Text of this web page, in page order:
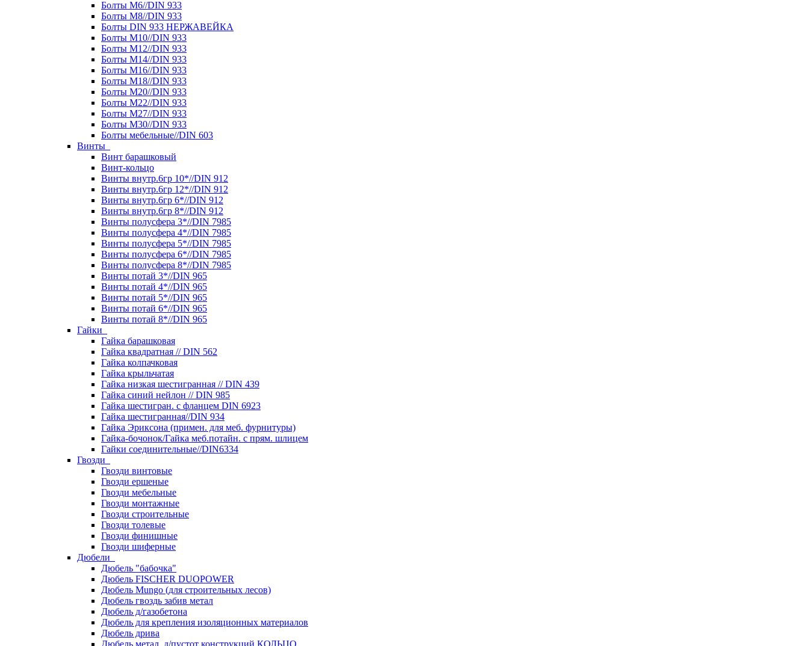
Болты М6//DIN 933
Болты М8//DIN 933
Болты DIN 933 НЕРЖАВЕЙКА
Болты М10//DIN 933
Болты М12//DIN 933
Болты М14//DIN 933
Болты М16//DIN 933
Болты М18//DIN 933
Болты М20//DIN 933
Болты М22//DIN 933
Болты М27//DIN 933
Болты М30//DIN 933
Болты мебельные//DIN 603
Винты
Винт барашковый
Винт-кольцо
Винты внутр.6гр 10*//DIN 912
Винты внутр.6гр 12*//DIN 912
Винты внутр.6гр 6*//DIN 912
Винты внутр.6гр 8*//DIN 912
Винты полусфера 3*//DIN 7985
Винты полусфера 4*//DIN 7985
Винты полусфера 5*//DIN 7985
Винты полусфера 6*//DIN 7985
Винты полусфера 8*//DIN 7985
Винты потай 3*//DIN 965
Винты потай 4*//DIN 965
Винты потай 5*//DIN 965
Винты потай 6*//DIN 965
Винты потай 8*//DIN 965
Гайки
Гайка барашковая
Гайка квадратная // DIN 562
Гайка колпачковая
Гайка крыльчатая
Гайка низкая шестигранная // DIN 439
Гайка синий нейлон // DIN 985
Гайка шестигран. с фланцем DIN 6923
Гайка шестигранная//DIN 934
Гайка Эриксона (примен. для меб. фурнитуры)
Гайка-бочонок/Гайка меб.потайн. с прям. шлицем
Гайки соединительные//DIN6334
Гвозди
Гвозди винтовые
Гвозди ершеные
Гвозди мебельные
Гвозди монтажные
Гвозди строительные
Гвозди толевые
Гвозди финишные
Гвозди шиферные
Дюбели
Дюбель "бабочка"
Дюбель FISCHER DUOPOWER
Дюбель Mungo (для строительных лесов)
Дюбель гвоздь забив метал
Дюбель д/газобетона
Дюбель для крепления изоляционных материалов
Дюбель дрива
Дюбель метал. д/пустот конструкций КОЛЬЦО